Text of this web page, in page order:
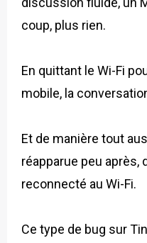
coup, plus rien.
En quittant le Wi-Fi
mobile, la
Et de manière tout
réapparue peu après,
reconnecté au Wi-Fi.
Ce type de bug sur